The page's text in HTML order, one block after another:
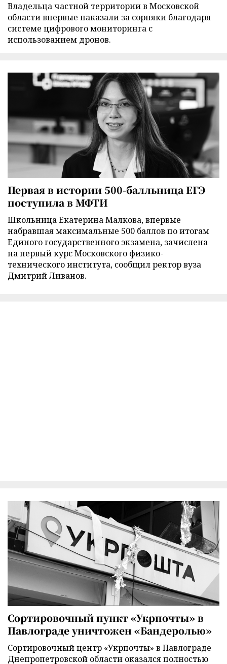
Владельца частной территории в Московской
области впервые наказали за сорняки благодаря
системе цифрового мониторинга с
использованием дронов.
Первая в истории 500-балльница ЕГЭ
поступила в МФТИ
Школьница Екатерина Малкова, впервые
набравшая максимальные 500 баллов по итогам
Единого государственного экзамена, зачислена
на первый курс Московского физико-
технического института, сообщил ректор вуза
Дмитрий Ливанов.
Сортировочный пункт «Укрпочты» в
Павлограде уничтожен «Бандеролью»
Сортировочный центр «Укрпочты» в Павлограде
Днепропетровской области оказался полностью